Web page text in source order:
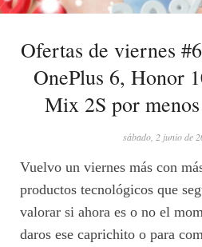
Ofertas de viernes
OnePlus 6, Honor
Mix 2S por
sábado, 2 junio de
Vuelvo un viernes más con
productos tecnológicos que
valorar si ahora es o no el
daros ese caprichito o para